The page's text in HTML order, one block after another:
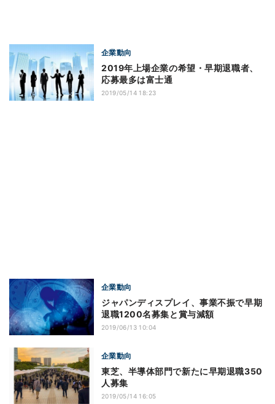
企業動向
2019年上場企業の希望・早期退職者、
応募最多は富士通
2019/05/14 18:23
企業動向
ジャパンディスプレイ、事業不振で早期
退職1200名募集と賞与減額
2019/06/13 10:04
企業動向
東芝、半導体部門で新たに早期退職350
人募集
2019/05/14 16:05